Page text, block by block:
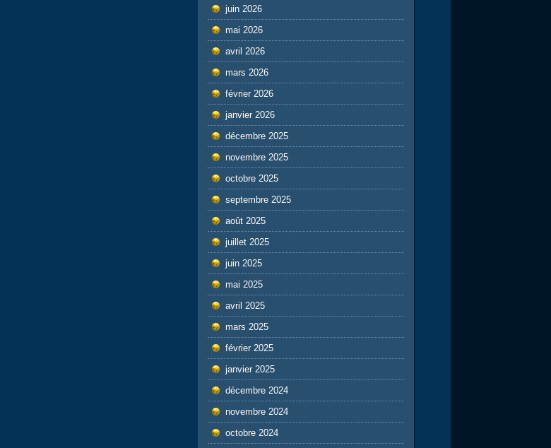
juin 2026
mai 2026
avril 2026
mars 2026
février 2026
janvier 2026
décembre 2025
novembre 2025
octobre 2025
septembre 2025
août 2025
juillet 2025
juin 2025
mai 2025
avril 2025
mars 2025
février 2025
janvier 2025
décembre 2024
novembre 2024
octobre 2024